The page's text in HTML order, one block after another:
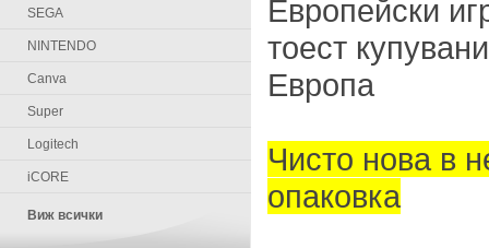
SEGA
NINTENDO
Canva
Super
Logitech
iCORE
Виж всички
Европейски
тоест
Европа
Чисто нова в
опаковка